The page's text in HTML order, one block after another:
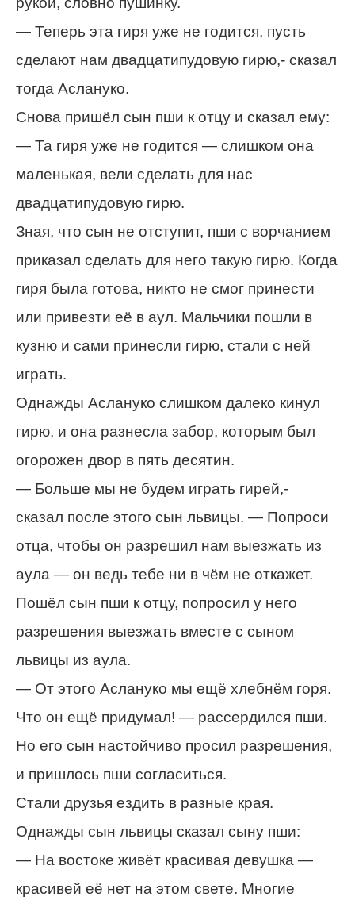
— Теперь эта гиря уже не годится, пусть
сделают нам двадцатипудовую гирю,- сказал
тогда Аслануко.
Снова пришёл сын пши к отцу и сказал ему:
— Та гиря уже не годится — слишком она
маленькая, вели сделать для нас
двадцатипудовую гирю.
Зная, что сын не отступит, пши с ворчанием
приказал сделать для него такую гирю. Когда
гиря была готова, никто не смог принести
или привезти её в аул. Мальчики пошли в
кузню и сами принесли гирю, стали с ней
играть.
Однажды Аслануко слишком далеко кинул
гирю, и она разнесла забор, которым был
огорожен двор в пять десятин.
— Больше мы не будем играть гирей,-
сказал после этого сын львицы. — Попроси
отца, чтобы он разрешил нам выезжать из
аула — он ведь тебе ни в чём не откажет.
Пошёл сын пши к отцу, попросил у него
разрешения выезжать вместе с сыном
львицы из аула.
— От этого Аслануко мы ещё хлебнём горя.
Что он ещё придумал! — рассердился пши.
Но его сын настойчиво просил разрешения,
и пришлось пши согласиться.
Стали друзья ездить в разные края.
Однажды сын львицы сказал сыну пши:
— На востоке живёт красивая девушка —
красивей её нет на этом свете. Многие